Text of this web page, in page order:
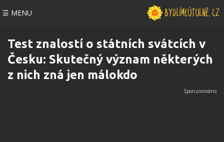
☰ MENU
Test znalostí o státních svátcích v
Česku: Skutečný význam některých
z nich zná jen málokdo